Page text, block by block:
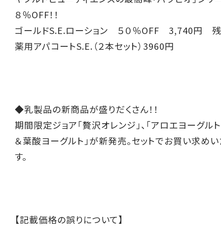
８％OFF！！
ゴールドS.E.ローション ５０％OFF 3,740円 残
薬用アパコートS.E.（２本セット）3960円
◆乳製品の新商品が盛りだくさん！！
期間限定ジョア「贅沢オレンジ」、「アロエヨーグルト
＆葉酸ヨーグルト」が新発売。セットでお買い求め
す。
【記載価格の誤りについて】